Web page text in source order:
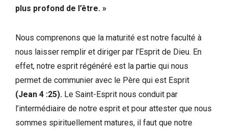
plus profond de l’être. »
Nous comprenons que la maturité est notre faculté à
nous laisser remplir et diriger par l’Esprit de Dieu. En
effet, notre esprit régénéré est la partie qui nous
permet de communier avec le Père qui est Esprit
(Jean 4 :25). Le Saint-Esprit nous conduit par
l’intermédiaire de notre esprit et pour attester que nous
sommes spirituellement matures, il faut que notre